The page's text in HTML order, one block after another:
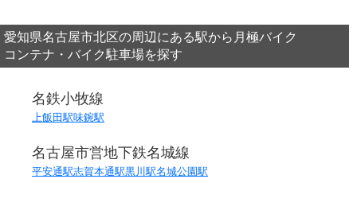
愛知県名古屋市北区の周辺にある駅から月極バイク
コンテナ・バイク駐車場を探す
名鉄小牧線
上飯田駅味鋺駅
名古屋市営地下鉄名城線
平安通駅志賀本通駅黒川駅名城公園駅